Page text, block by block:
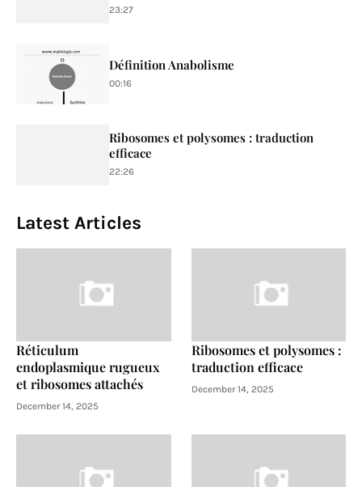
23:27
Définition Anabolisme
00:16
Ribosomes et polysomes : traduction
efficace
22:26
Latest Articles
Réticulum
endoplasmique rugueux
et ribosomes attachés
December 14, 2025
Ribosomes et polysomes :
traduction efficace
December 14, 2025